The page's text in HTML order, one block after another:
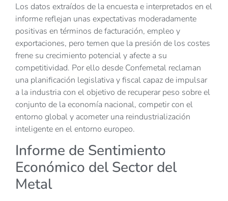
Los datos extraídos de la encuesta e interpretados en el
informe reflejan unas expectativas moderadamente
positivas en términos de facturación, empleo y
exportaciones, pero temen que la presión de los costes
frene su crecimiento potencial y afecte a su
competitividad. Por ello desde Confemetal reclaman
una planificación legislativa y fiscal capaz de impulsar
a la industria con el objetivo de recuperar peso sobre el
conjunto de la economía nacional, competir con el
entorno global y acometer una reindustrialización
inteligente en el entorno europeo.
Informe de Sentimiento
Económico del Sector del
Metal